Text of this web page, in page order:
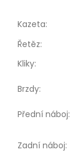
Kazeta:
Řetěz:
Kliky:
Brzdy:
Přední náboj:
Zadní náboj: